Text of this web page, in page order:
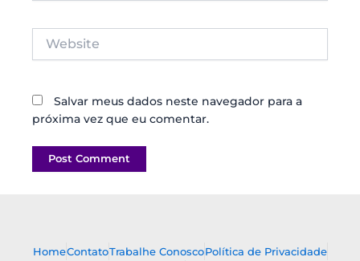
Salvar meus dados neste navegador para a
próxima vez que eu comentar.
HomeContatoTrabalhe ConoscoPolítica de Privacidade